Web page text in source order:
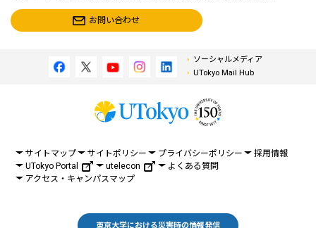
お問い合わせ
ソーシャルメディア
UTokyo Mail Hub
サイトマップ サイトポリシー プライバシーポリシー
採用情報
UTokyo Portal
utelecon
よくある質問
アクセス・キャンパスマップ
東京大学における災害時の情報発信